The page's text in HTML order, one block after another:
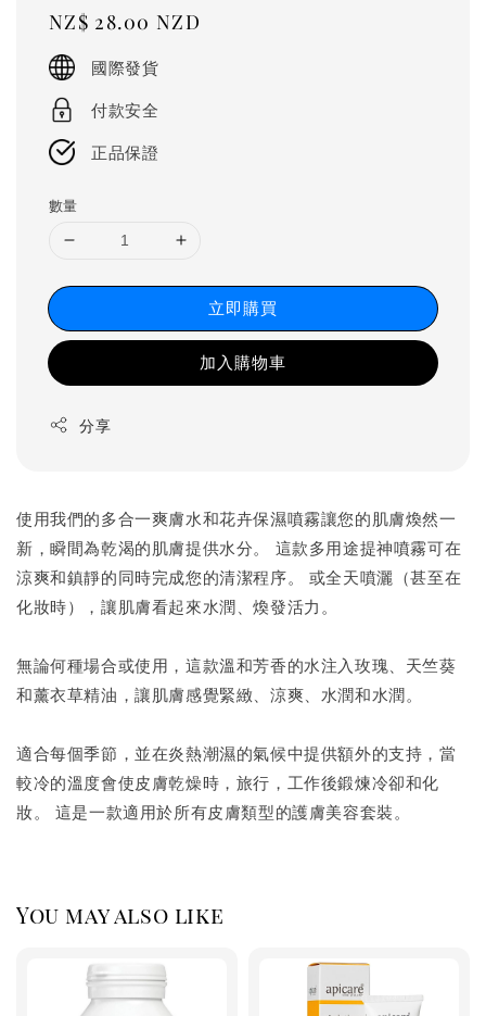
Regular
price
NZ$ 28.00 NZD
國際發貨
付款安全
正品保證
數量
立即購買
加入購物車
分享
使用我們的多合一爽膚水和花卉保濕噴霧讓您的肌膚煥然一
新，瞬間為乾渴的肌膚提供水分。 這款多用途提神噴霧可在
涼爽和鎮靜的同時完成您的清潔程序。 或全天噴灑（甚至在
化妝時），讓肌膚看起來水潤、煥發活力。
無論何種場合或使用，這款溫和芳香的水注入玫瑰、天竺葵
和薰衣草精油，讓肌膚感覺緊緻、涼爽、水潤和水潤。
適合每個季節，並在炎熱潮濕的氣候中提供額外的支持，當
較冷的溫度會使皮膚乾燥時，旅行，工作後鍛煉冷卻和化
妝。 這是一款適用於所有皮膚類型的護膚美容套裝。
You may also like